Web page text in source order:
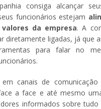
consiga alcançar
funcionários estejam
da empresa. A
diretamente ligadas, já que
para falar no
canais de
a face e até mesmo
informados sobre